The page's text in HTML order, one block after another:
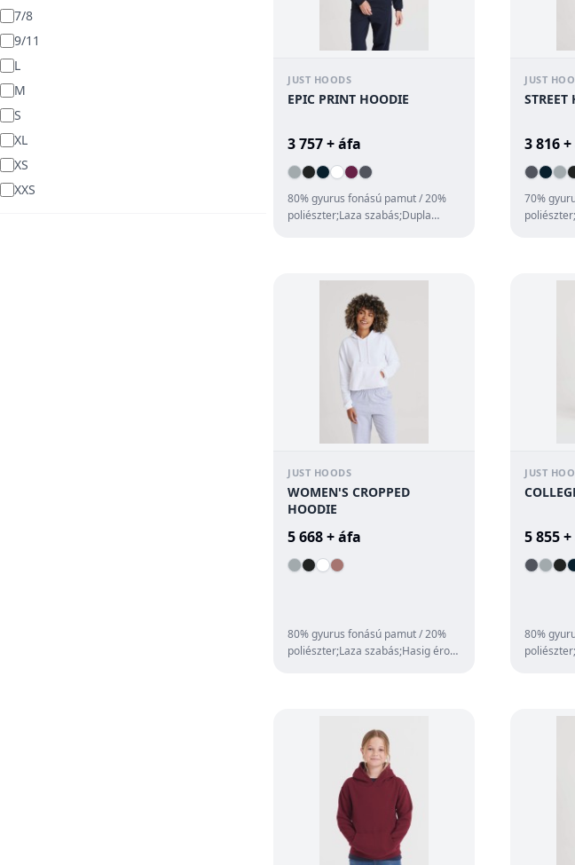
7/8
9/11
L
M
S
XL
XS
XXS
JUST HOODS
EPIC PRINT HOODIE
3 757 + áfa
80% gyurus fonású pamut / 20%
poliészter;Laza szabás;Dupla
JUST
STREET
3 816
70%
JUST HOODS
WOMEN'S CROPPED
HOODIE
5 668 + áfa
80% gyurus fonású pamut / 20%
poliészter;Laza szabás;Hasig éro
JUST
5 855
80%